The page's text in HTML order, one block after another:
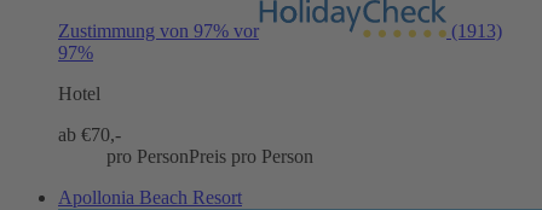
Zustimmung von 97% vor
(1913)
97%
Hotel
ab €70,-
pro PersonPreis pro Person
Apollonia Beach Resort